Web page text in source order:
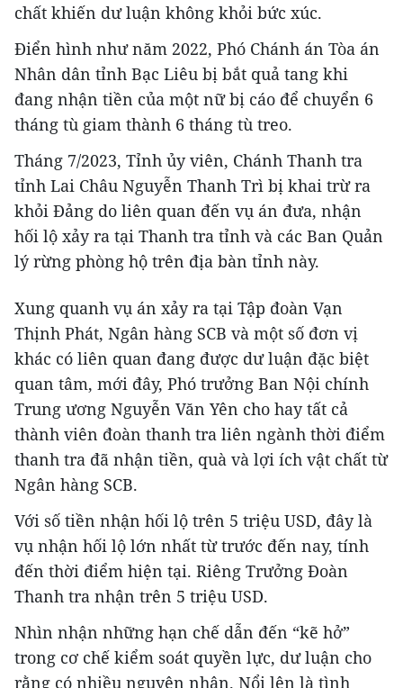
chất khiến dư luận không khỏi bức xúc.
Điển hình như năm 2022, Phó Chánh án Tòa án
Nhân dân tỉnh Bạc Liêu bị bắt quả tang khi
đang nhận tiền của một nữ bị cáo để chuyển 6
tháng tù giam thành 6 tháng tù treo.
Tháng 7/2023, Tỉnh ủy viên, Chánh Thanh tra
tỉnh Lai Châu Nguyễn Thanh Trì bị khai trừ ra
khỏi Đảng do liên quan đến vụ án đưa, nhận
hối lộ xảy ra tại Thanh tra tỉnh và các Ban Quản
lý rừng phòng hộ trên địa bàn tỉnh này.
Xung quanh vụ án xảy ra tại Tập đoàn Vạn
Thịnh Phát, Ngân hàng SCB và một số đơn vị
khác có liên quan đang được dư luận đặc biệt
quan tâm, mới đây, Phó trưởng Ban Nội chính
Trung ương Nguyễn Văn Yên cho hay tất cả
thành viên đoàn thanh tra liên ngành thời điểm
thanh tra đã nhận tiền, quà và lợi ích vật chất từ
Ngân hàng SCB.
Với số tiền nhận hối lộ trên 5 triệu USD, đây là
vụ nhận hối lộ lớn nhất từ trước đến nay, tính
đến thời điểm hiện tại. Riêng Trưởng Đoàn
Thanh tra nhận trên 5 triệu USD.
Nhìn nhận những hạn chế dẫn đến “kẽ hở”
trong cơ chế kiểm soát quyền lực, dư luận cho
rằng có nhiều nguyên nhân. Nổi lên là tình